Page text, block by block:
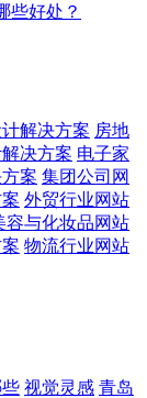
些好处？
解决方案 房地
决方案 电子家
案 集团公司网
外贸行业网站
容与化妆品网站
物流行业网站
视觉灵感 青岛